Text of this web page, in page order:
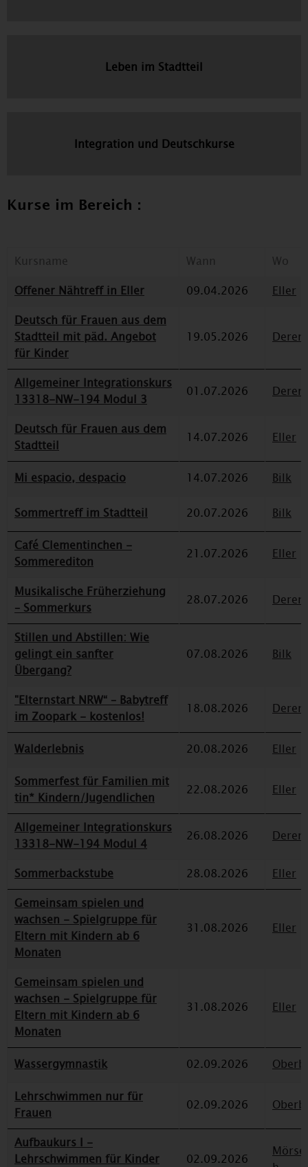
Leben im Stadtteil
Integration und Deutschkurse
Kurse im Bereich :
Kursname Wann
Wo
Offener Nähtreff in Eller
09.04.2026
Eller
Deutsch für Frauen aus dem
Stadtteil mit päd. Angebot
für Kinder
19.05.2026
Allgemeiner Integrationskurs
13318-NW-194 Modul 3
01.07.2026
Deutsch für Frauen aus dem
Stadtteil
14.07.2026 Eller
Mi espacio, despacio 14.07.2026 Bilk
Sommertreff im Stadtteil 20.07.2026
Bilk
Café Clementinchen -
Sommerediton
21.07.2026 Eller
Musikalische Früherziehung
– Sommerkurs
28.07.2026
Stillen und Abstillen: Wie
gelingt ein sanfter
Übergang?
07.08.2026 Bilk
"Elternstart NRW“ – Babytreff
im Zoopark - kostenlos!
18.08.2026
Walderlebnis 20.08.2026
Eller
Sommerfest für Familien mit
tin* Kindern/Jugendlichen
22.08.2026 Eller
Allgemeiner Integrationskurs
13318-NW-194 Modul 4
26.08.2026
Sommerbackstube 28.08.2026
Eller
Gemeinsam spielen und
wachsen - Spielgruppe für
Eltern mit Kindern ab 6
Monaten
31.08.2026 Eller
Gemeinsam spielen und
wachsen - Spielgruppe für
Eltern mit Kindern ab 6
Monaten
31.08.2026 Eller
Wassergymnastik 02.09.2026
Lehrschwimmen nur für
Frauen
02.09.2026
Aufbaukurs I -
Lehrschwimmen für Kinder
02.09.2026